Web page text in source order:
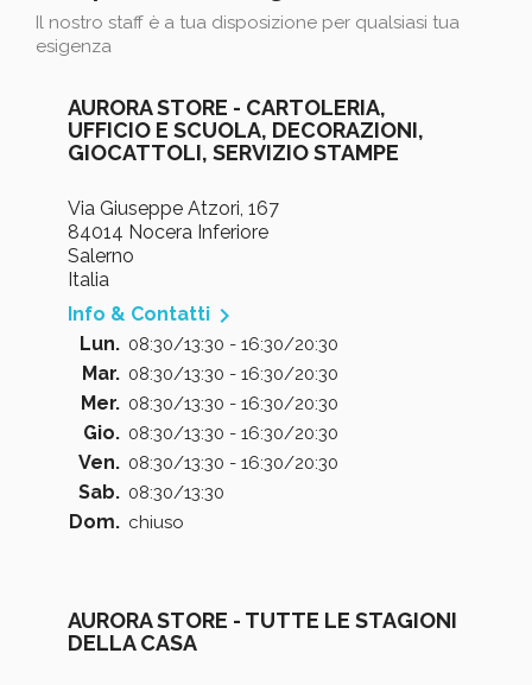
Il nostro staff è a tua disposizione per qualsiasi tua
esigenza
AURORA STORE - CARTOLERIA,
UFFICIO E SCUOLA, DECORAZIONI,
GIOCATTOLI, SERVIZIO STAMPE
Via Giuseppe Atzori, 167
84014 Nocera Inferiore
Salerno
Italia
Info & Contatti 
Lun. 08:30/13:30 - 16:30/20:30
Mar. 08:30/13:30 - 16:30/20:30
Mer. 08:30/13:30 - 16:30/20:30
Gio. 08:30/13:30 - 16:30/20:30
Ven. 08:30/13:30 - 16:30/20:30
Sab. 08:30/13:30
Dom. chiuso
AURORA STORE - TUTTE LE STAGIONI
DELLA CASA